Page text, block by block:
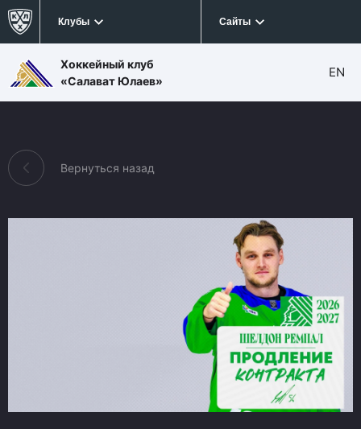
Клубы Сайты
Хоккейный клуб
«Салават Юлаев»
EN
Вернуться назад